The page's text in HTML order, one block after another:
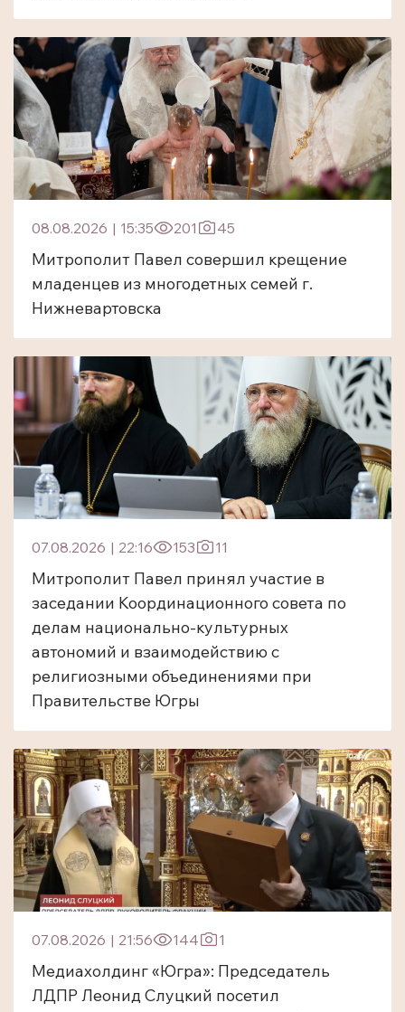
08.08.2026 | 15:35 201 45
Митрополит Павел совершил крещение
младенцев из многодетных семей г.
Нижневартовска
07.08.2026 | 22:16 153 11
Митрополит Павел принял участие в
заседании Координационного совета по
делам национально-культурных
автономий и взаимодействию с
религиозными объединениями при
Правительстве Югры
07.08.2026 | 21:56 144 1
Медиахолдинг «Югра»: Председатель
ЛДПР Леонид Слуцкий посетил